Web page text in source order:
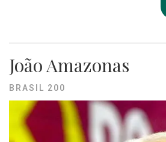
João Amazonas
BRASIL 200